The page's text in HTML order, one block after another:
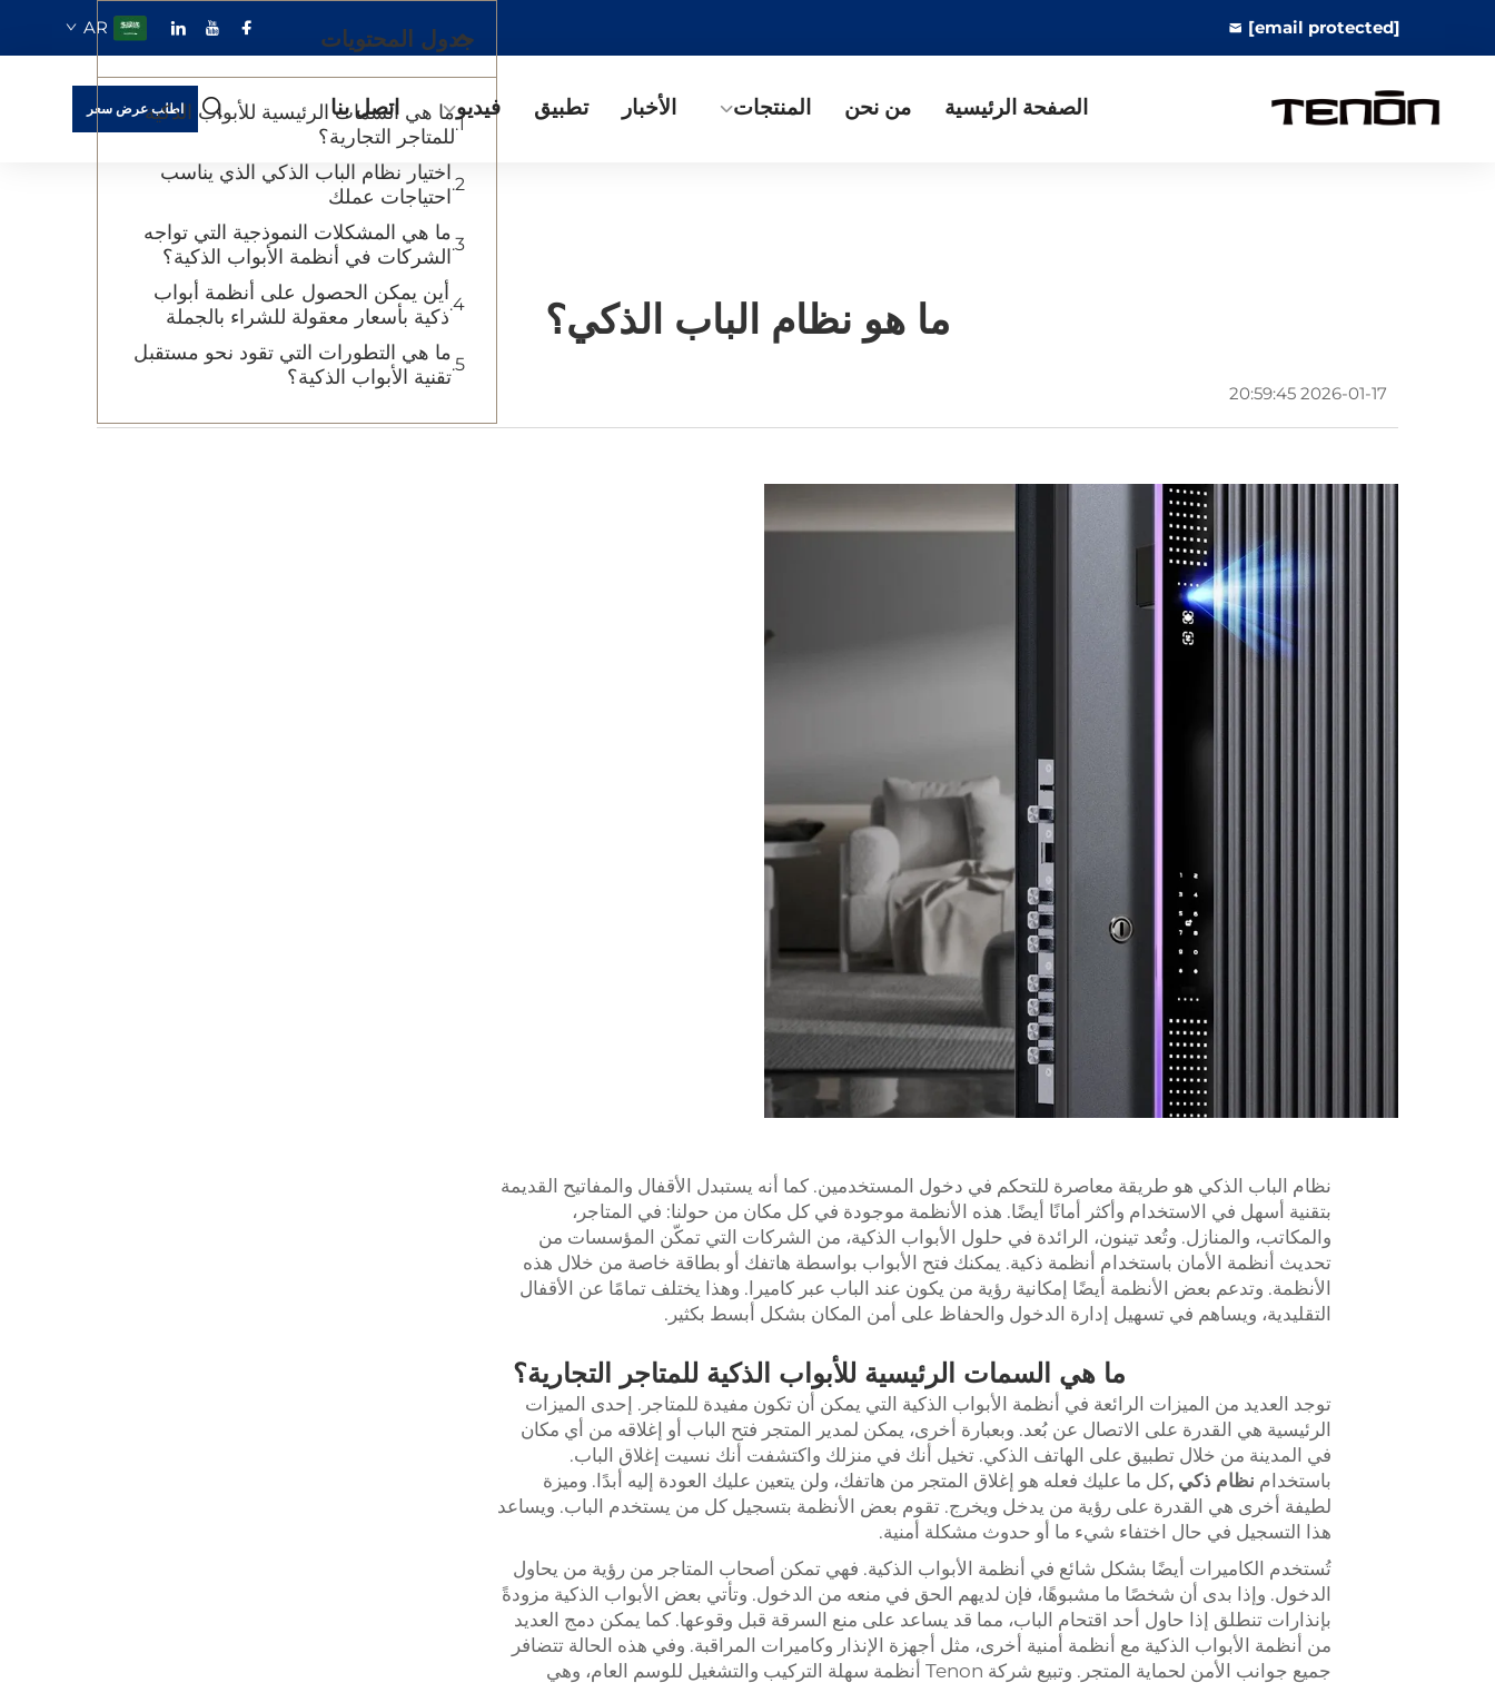
[email protected]
AR
الصفحة الرئيسية من نحن المنتجات الأخبار تطبيق فيديو اتصل بنا اطلب عرض سعر
ما هو نظام الباب الذكي؟
2026-01-17 20:59:45
نظام الباب الذكي هو طريقة معاصرة للتحكم في دخول المستخدمين. كما أنه يستبدل الأقفال والمفاتيح القديمة
بتقنية أسهل في الاستخدام وأكثر أمانًا أيضًا. هذه الأنظمة موجودة في كل مكان من حولنا: في المتاجر،
والمكاتب، والمنازل. وتُعد تينون، الرائدة في حلول الأبواب الذكية، من الشركات التي تمكّن المؤسسات من
تحديث أنظمة الأمان باستخدام أنظمة ذكية. يمكنك فتح الأبواب بواسطة هاتفك أو بطاقة خاصة من خلال هذه
الأنظمة. وتدعم بعض الأنظمة أيضًا إمكانية رؤية من يكون عند الباب عبر كاميرا. وهذا يختلف تمامًا عن الأقفال
التقليدية، ويساهم في تسهيل إدارة الدخول والحفاظ على أمن المكان بشكل أبسط بكثير.
ما هي السمات الرئيسية للأبواب الذكية للمتاجر التجارية؟
توجد العديد من الميزات الرائعة في أنظمة الأبواب الذكية التي يمكن أن تكون مفيدة للمتاجر. إحدى الميزات
الرئيسية هي القدرة على الاتصال عن بُعد. وبعبارة أخرى، يمكن لمدير المتجر فتح الباب أو إغلاقه من أي مكان
في المدينة من خلال تطبيق على الهاتف الذكي. تخيل أنك في منزلك واكتشفت أنك نسيت إغلاق الباب.
باستخدام نظام ذكي ,كل ما عليك فعله هو إغلاق المتجر من هاتفك، ولن يتعين عليك العودة إليه أبدًا. وميزة
لطيفة أخرى هي القدرة على رؤية من يدخل ويخرج. تقوم بعض الأنظمة بتسجيل كل من يستخدم الباب. ويساعد
هذا التسجيل في حال اختفاء شيء ما أو حدوث مشكلة أمنية.
تُستخدم الكاميرات أيضًا بشكل شائع في أنظمة الأبواب الذكية. فهي تمكن أصحاب المتاجر من رؤية من يحاول
الدخول. وإذا بدى أن شخصًا ما مشبوهًا، فإن لديهم الحق في منعه من الدخول. وتأتي بعض الأبواب الذكية مزودةً
بإنذارات تنطلق إذا حاول أحد اقتحام الباب، مما قد يساعد على منع السرقة قبل وقوعها. كما يمكن دمج العديد
من أنظمة الأبواب الذكية مع أنظمة أمنية أخرى، مثل أجهزة الإنذار وكاميرات المراقبة. وفي هذه الحالة تتضافر
جميع جوانب الأمن لحماية المتجر. وتبيع شركة Tenon أنظمة سهلة التركيب والتشغيل للوسم العام، وهي
جدول المحتويات
ما هي السمات الرئيسية للأبواب الذكية
للمتاجر التجارية؟
اختيار نظام الباب الذكي الذي يناسب
احتياجات عملك
ما هي المشكلات النموذجية التي تواجه
الشركات في أنظمة الأبواب الذكية؟
أين يمكن الحصول على أنظمة أبواب
ذكية بأسعار معقولة للشراء بالجملة
ما هي التطورات التي تقود نحو مستقبل
تقنية الأبواب الذكية؟